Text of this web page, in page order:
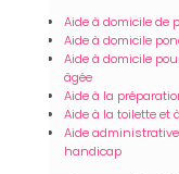
Aide à domicile de
Aide à domicile
Aide à domicile
âgée
Aide à la
Aide à la toilette et
Aide
handicap